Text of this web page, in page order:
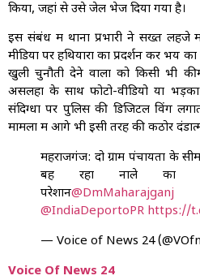
किया, जहां से उसे जेल भेज दिया गया है।
इस संबंध में थाना प्रभारी ने सख्त लहजे
मीडिया पर हथियारों का प्रदर्शन कर भय
खुली चुनौती देने वालों को किसी भी
असलहों के साथ फोटो-वीडियो या
संदिग्धों पर पुलिस की डिजिटल विंग
मामलों में आगे भी इसी तरह की कठोर
महराजगंज: दो ग्राम पंचायतों के
बह रहा नाले का
परेशान@DmMaharajganj
@IndiaDeportoPR https://
— Voice of News 24
Voice Of News 24